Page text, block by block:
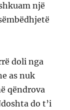
një
doli nga
as nuk
qëndrova
do t’i